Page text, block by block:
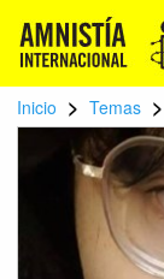
Inicio > Temas >